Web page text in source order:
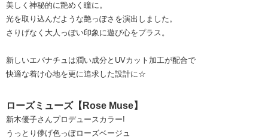
美しく神秘的に艶めく瞳に。
光を取り込んだような艶っぽさを演出しました。
さりげなく大人っぽい印象に遊び心をプラス。
新しいエバナチュは潤い成分とUVカット加工が配合で
快適な着け心地を更に追求した設計に☆
ローズミューズ【Rose Muse】
新木優子さんプロデュースカラー!
うっとり儚げ色っぽローズベージュ